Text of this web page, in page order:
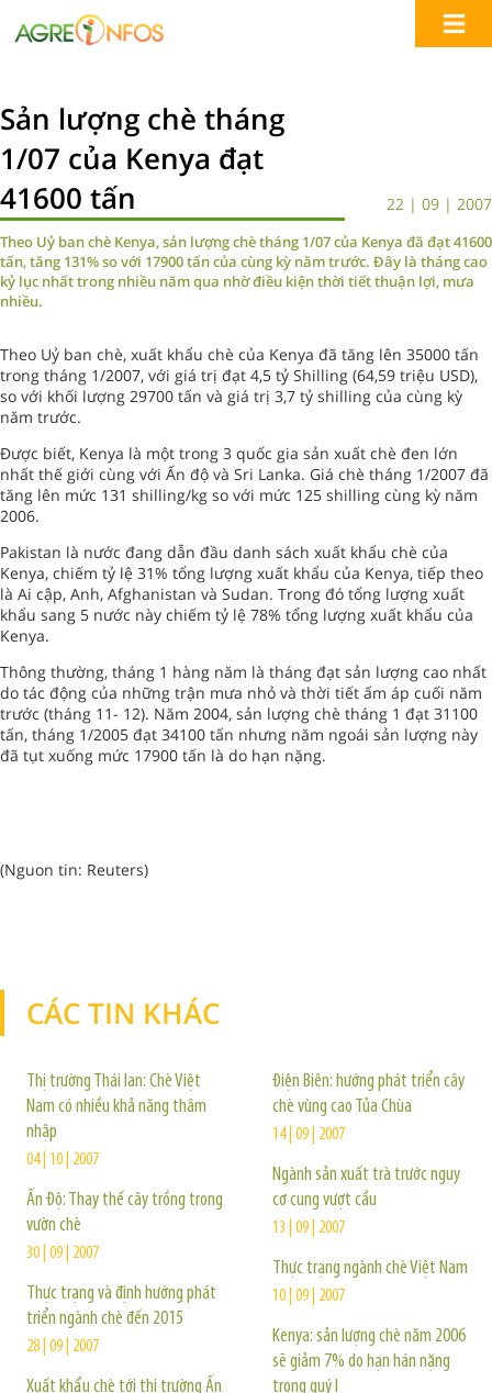
Sản lượng chè tháng
1/07 của Kenya đạt
41600 tấn
22 | 09 | 2007
Theo Uỷ ban chè Kenya, sản lượng chè tháng 1/07 của Kenya đã đạt 41600
tấn, tăng 131% so với 17900 tấn của cùng kỳ năm trước. Đây là tháng cao
kỷ lục nhất trong nhiều năm qua nhờ điều kiện thời tiết thuận lợi, mưa
nhiều.
Theo Uỷ ban chè, xuất khẩu chè của Kenya đã tăng lên 35000 tấn
trong tháng 1/2007, với giá trị đạt 4,5 tỷ Shilling (64,59 triệu USD),
so với khối lượng 29700 tấn và giá trị 3,7 tỷ shilling của cùng kỳ
năm trước.
Được biết, Kenya là một trong 3 quốc gia sản xuất chè đen lớn
nhất thế giới cùng với Ấn độ và Sri Lanka. Giá chè tháng 1/2007 đã
tăng lên mức 131 shilling/kg so với mức 125 shilling cùng kỳ năm
2006.
Pakistan là nước đang dẫn đầu danh sách xuất khẩu chè của
Kenya, chiếm tỷ lệ 31% tổng lượng xuất khẩu của Kenya, tiếp theo
là Ai cập, Anh, Afghanistan và Sudan. Trong đó tổng lượng xuất
khẩu sang 5 nước này chiếm tỷ lệ 78% tổng lượng xuất khẩu của
Kenya.
Thông thường, tháng 1 hàng năm là tháng đạt sản lượng cao nhất
do tác động của những trận mưa nhỏ và thời tiết ấm áp cuối năm
trước (tháng 11- 12). Năm 2004, sản lượng chè tháng 1 đạt 31100
tấn, tháng 1/2005 đạt 34100 tấn nhưng năm ngoái sản lượng này
đã tụt xuống mức 17900 tấn là do hạn nặng.
(Nguon tin: Reuters)
CÁC TIN KHÁC
Thị trường Thái lan: Chè Việt
Nam có nhiều khả năng thâm
nhập
04 | 10 | 2007
Ấn Độ: Thay thế cây trồng trong
vườn chè
30 | 09 | 2007
Thực trạng và định hướng phát
triển ngành chè đến 2015
28 | 09 | 2007
Xuất khẩu chè tới thị trường Ấn
Điện Biên: hướng phát triển cây
chè vùng cao Tủa Chùa
14 | 09 | 2007
Ngành sản xuất trà trước nguy
cơ cung vượt cầu
13 | 09 | 2007
Thực trạng ngành chè Việt Nam
10 | 09 | 2007
Kenya: sản lượng chè năm 2006
sẽ giảm 7% do hạn hán nặng
trong quý I